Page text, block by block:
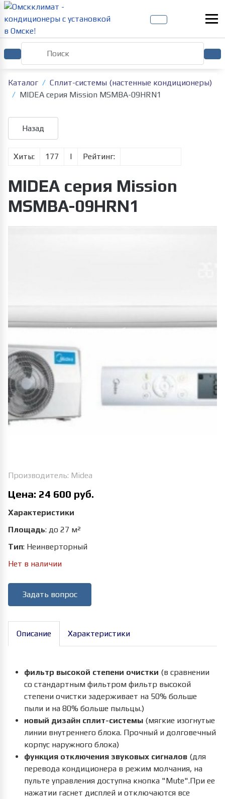
Каталог
Сплит-системы (настенные кондиционеры)
MIDEA серия Mission MSMBA-09HRN1
Хиты: 177 | Рейтинг:
MIDEA серия Mission
MSMBA-09HRN1
Увеличить изображение
Производитель: Midea
Цена: 24 600 руб.
Характеристики
Площадь: до 27 м²
Тип: Неинверторный
Нет в наличии
Задать вопрос
Описание Характеристики
фильтр высокой степени очистки (в сравнении
со стандартным фильтром фильтр высокой
степени очистки задерживает на 50% больше
пыли и на 80% больше пыльцы.)
новый дизайн сплит-системы (мягкие изогнутые
линии внутреннего блока. Прочный и долговечный
корпус наружного блока)
функция отключения звуковых сигналов (для
перевода кондиционера в режим молчания, на
пульте управления доступна кнопка "Mute".При ее
нажатии гаснет дисплей и отключаются все